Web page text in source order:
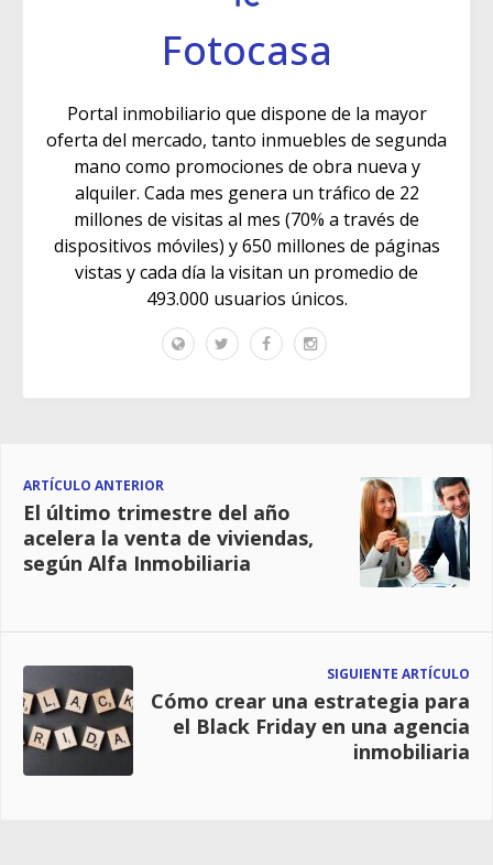
Fotocasa
Portal inmobiliario que dispone de la mayor
oferta del mercado, tanto inmuebles de segunda
mano como promociones de obra nueva y
alquiler. Cada mes genera un tráfico de 22
millones de visitas al mes (70% a través de
dispositivos móviles) y 650 millones de páginas
vistas y cada día la visitan un promedio de
493.000 usuarios únicos.
ARTÍCULO ANTERIOR
El último trimestre del año
acelera la venta de viviendas,
según Alfa Inmobiliaria
SIGUIENTE ARTÍCULO
Cómo crear una estrategia para
el Black Friday en una agencia
inmobiliaria